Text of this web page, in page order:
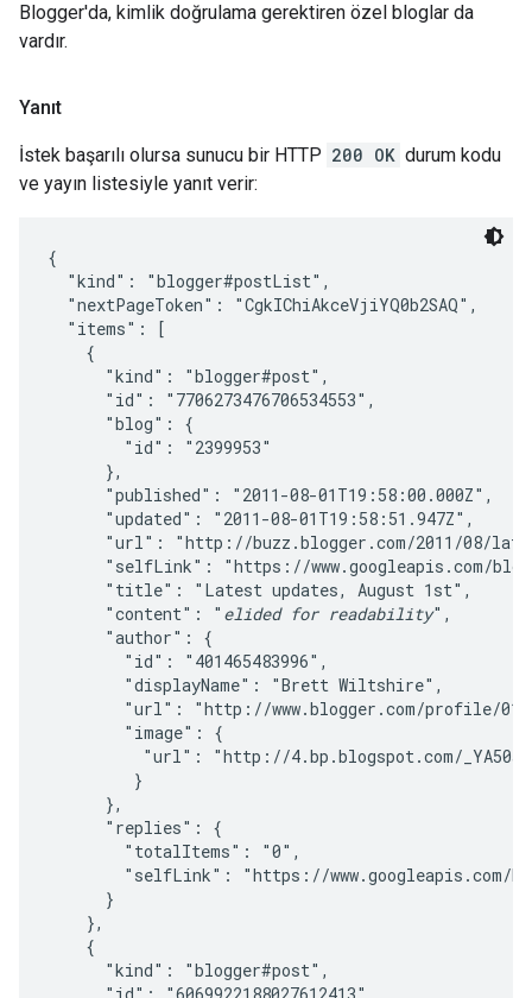
Blogger'da, kimlik doğrulama gerektiren özel bloglar da
vardır.
Yanıt
İstek başarılı olursa sunucu bir HTTP 200 OK durum kodu
ve yayın listesiyle yanıt verir:
{
  "kind": "blogger#postList",
  "nextPageToken": "CgkIChiAkceVjiYQ0b2SAQ",
  "items": [
    {
      "kind": "blogger#post",
      "id": "7706273476706534553",
      "blog": {
        "id": "2399953"
      },
      "published": "2011-08-01T19:58:00.000Z",
      "updated": "2011-08-01T19:58:51.947Z",
"url": "http://buzz.blogger.com/2011/08/
"selfLink": "https://www.googleapis.com/
      "title": "Latest updates, August 1st",
      "content": "
elided for readability",
      "author": {
        "id": "401465483996",
        "displayName": "Brett Wiltshire",
"url": "http://www.blogger.com/profile/
        "image": {
"url": "http://4.bp.blogspot.com/
         }
      },
      "replies": {
        "totalItems": "0",
"selfLink": "https://www.googleapis.com/
      }
    },
    {
      "kind": "blogger#post",